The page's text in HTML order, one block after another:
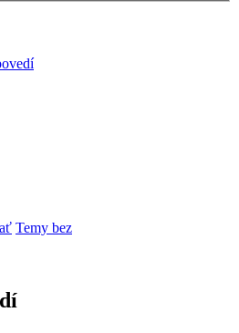
Temy bez